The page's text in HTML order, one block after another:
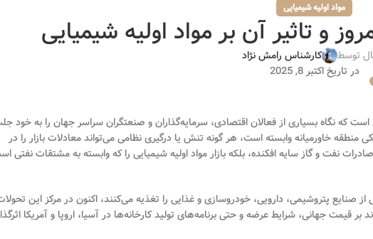
مواد اولیه شیمیایی
و تاثیر آن بر مواد اولیه شیمیایی
توسط
کارشناس رامش نژاد
در تاریخ اکتبر 8, 2025
که نگاه بسیاری از فعالان اقتصادی، سرمایه‌گذاران و صنعتگران سراسر جهان را به خود
منطقه خاورمیانه وابسته است، هر گونه تنش یا درگیری نظامی می‌تواند معادلات بازار را در
نفت و گاز سایه افکنده، بلکه بازار مواد اولیه شیمیایی را که وابسته به مشتقات نفتی
صنایع پتروشیمی، دارویی، خودروسازی و غذایی را تغذیه می‌کنند، اکنون در مرکز این
بر قیمت جهانی، شرایط عرضه و حتی برنامه‌های تولید کارخانه‌ها در آسیا، اروپا و آمریکا